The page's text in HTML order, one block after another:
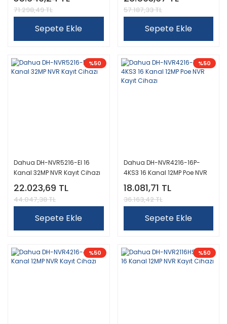
71.298,49 TL
Sepete Ekle
57.187,33 TL
Sepete Ekle
%50
Dahua DH-NVR5216-EI 16
Kanal 32MP NVR Kayıt Cihazı
22.023,69 TL
44.047,38 TL
Sepete Ekle
%50
Dahua DH-NVR4216-16P-
4KS3 16 Kanal 12MP Poe NVR
Kayıt Cihazı
18.081,71 TL
36.163,42 TL
Sepete Ekle
%50 %50